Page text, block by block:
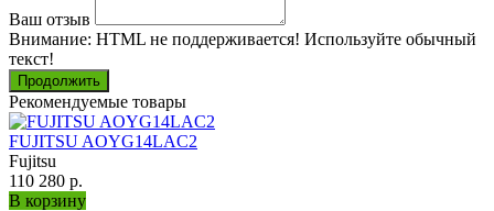
Ваш отзыв
Внимание: HTML не поддерживается! Используйте обычный
текст!
Продолжить
Рекомендуемые товары
FUJITSU AOYG14LAC2
Fujitsu
110 280 р.
В корзину